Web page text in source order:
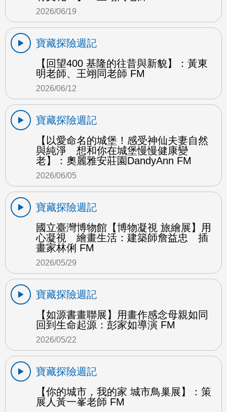
2026/06/19
寶藏探險週記
【回望400 基隆的往昔與新貌】：黃東
明老師、王翊同老師 FM
2026/06/12
寶藏探險週記
【以愛命名的城堡！感受神仙夫妻自然
與純淨 想和你在城堡慢慢健康變
老】：奧麗雅安莊園DandyAnn FM
2026/06/05
寶藏探險週記
國立臺灣博物館【博物凝視 旅繪展】用
心凝視 繪畫生活：建築師詹益忠 插
畫家林俐 FM
2026/05/29
寶藏探險週記
【如源書畫聯展】用畫作感念母親如同
回到生命起源：彭家如導演 FM
2026/05/22
寶藏探險週記
【你的城市，我的家 城市鳥巢展】：策
展人黃一峯老師 FM